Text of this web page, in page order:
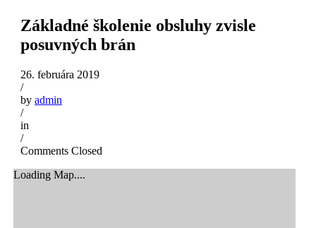
Základné školenie obsluhy zvisle
posuvných brán
26. februára 2019
/
by admin
/
in
/
Comments Closed
Loading Map....